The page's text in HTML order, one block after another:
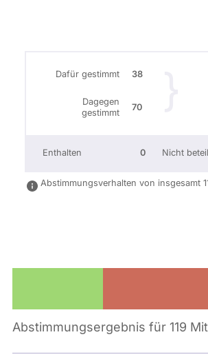
Dafür gestimmt 38
Dagegen
gestimmt
70
Enthalten 0 Nicht
Abstimmungsverhalten von insgesamt
Abstimmungsergebnis für 119